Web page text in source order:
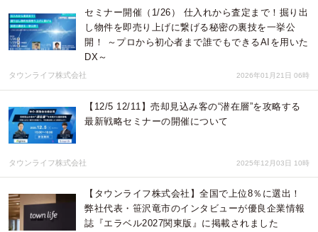
セミナー開催（1/26） 仕入れから査定まで！掘り出
し物件を即売り上げに繋げる秘密の裏技を一挙公
開！ ～プロから初心者まで誰でもできるAIを用いた
DX～
タウンライフ株式会社 2026年01月21日 06時
【12/5 12/11】売却見込み客の“潜在層”を攻略する
最新戦略セミナーの開催について
タウンライフ株式会社 2025年12月03日 10時
【タウンライフ株式会社】全国で上位8％に選出！
弊社代表・笹沢竜市のインタビューが優良企業情報
誌『エラベル2027関東版』に掲載されました